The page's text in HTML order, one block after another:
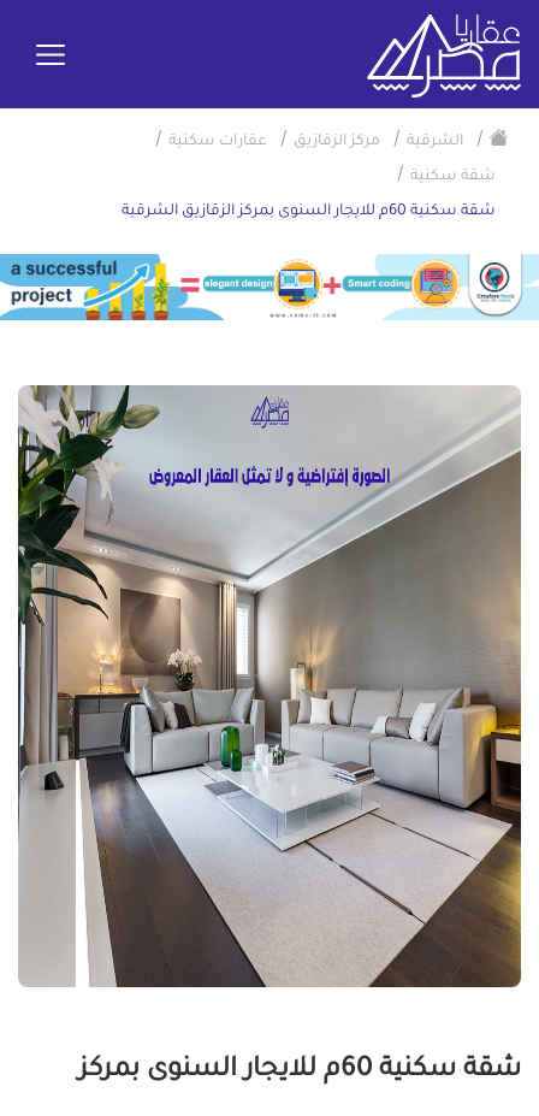
/ الشرقية / مركز الزقازيق / عقارات سكنية /
شقة سكنية /
شقة سكنية 60م للايجار السنوى بمركز الزقازيق الشرقية
شقة سكنية 60م للايجار السنوى بمركز